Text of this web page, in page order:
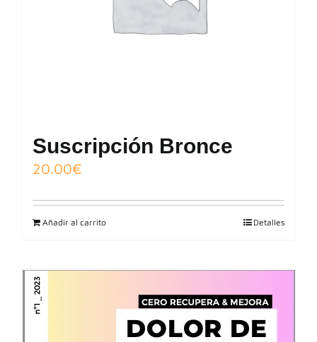
Suscripción Bronce
20.00€
Añadir al carrito Detalles